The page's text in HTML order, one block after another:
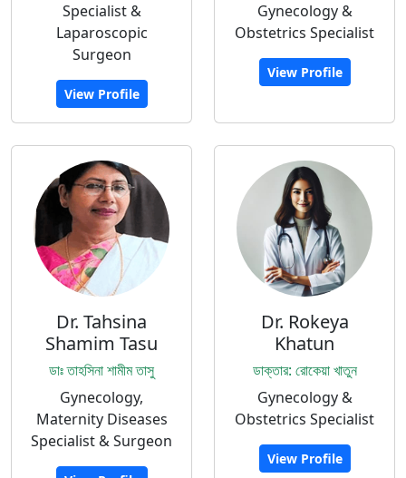
Specialist &
Laparoscopic
Surgeon
View Profile
Gynecology &
Obstetrics Specialist
View Profile
Dr. Tahsina
Shamim Tasu
ডাঃ তাহসিনা শামীম তাসু
Gynecology,
Maternity Diseases
Specialist & Surgeon
Dr. Rokeya
Khatun
ডাক্তার: রোকেয়া খাতুন
Gynecology &
Obstetrics Specialist
View Profile